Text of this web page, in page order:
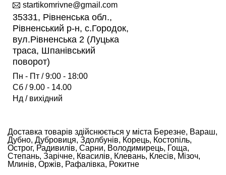
startikomrivne@gmail.com
35331, Рівненська обл.,
Рівненський р-н, с.Городок,
вул.Рівненська 2 (Луцька
траса, Шпанівський
поворот)
Пн - Пт / 9:00 - 18:00
Сб / 9.00 - 14.00
Нд / вихідний
Доставка товарів здійснюється у міста Березне, Вараш,
Дубно, Дубровиця, Здолбунів, Корець, Костопіль,
Острог, Радивилів, Сарни, Володимирець, Гоща,
Степань, Зарічне, Квасилів, Клевань, Клесів, Мізоч,
Млинів, Оржів, Рафалівка, Рокитне